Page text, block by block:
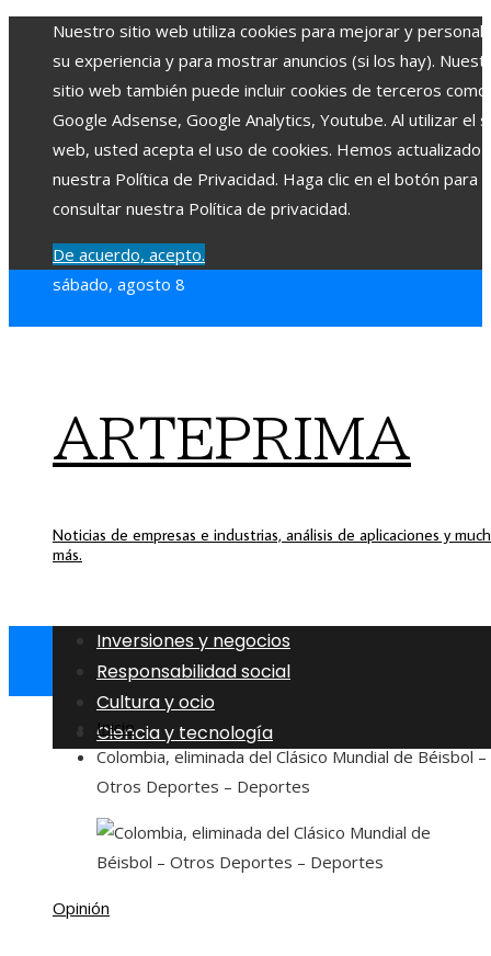
Nuestro sitio web utiliza cookies para mejorar y
su experiencia y para mostrar anuncios (si los hay).
sitio web también puede incluir cookies de terceros como
Google Adsense, Google Analytics, Youtube. Al utilizar el
web, usted acepta el uso de cookies. Hemos actualizado
nuestra Política de Privacidad. Haga clic en el botón para
consultar nuestra Política de privacidad.
De acuerdo, acepto.
sábado, agosto 8
ARTEPRIMA
Noticias de empresas e industrias, análisis de aplicaciones y
más.
Inversiones y negocios
Responsabilidad social
Cultura y ocio
Ciencia y tecnología
Inicio
Colombia, eliminada del Clásico Mundial de Béisbol –
Otros Deportes – Deportes
Opinión